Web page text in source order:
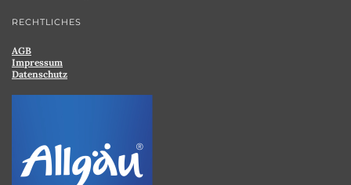
RECHTLICHES
AGB
Impressum
Datenschutz